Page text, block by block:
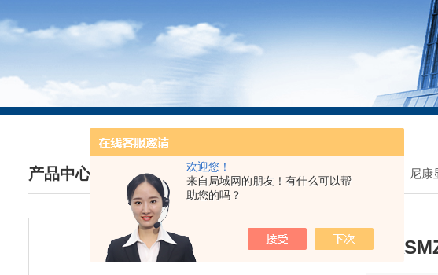
欢迎您！
来自局域网的朋友！有什么可以帮
助您的吗？
产品中心
/ PRODUCTS CENTER
我的位置： 首页>产品中心 尼康
尼康